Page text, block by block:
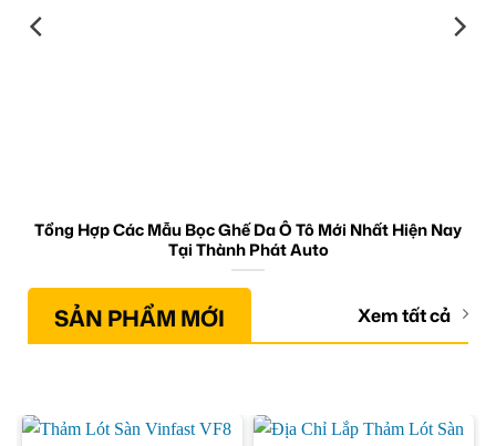
Tổng Hợp Các Mẫu Bọc Ghế Da Ô Tô Mới Nhất Hiện Nay
Tại Thành Phát Auto
SẢN PHẨM MỚI Xem tất cả